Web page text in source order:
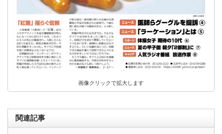
画像クリックで拡大します
関連記事